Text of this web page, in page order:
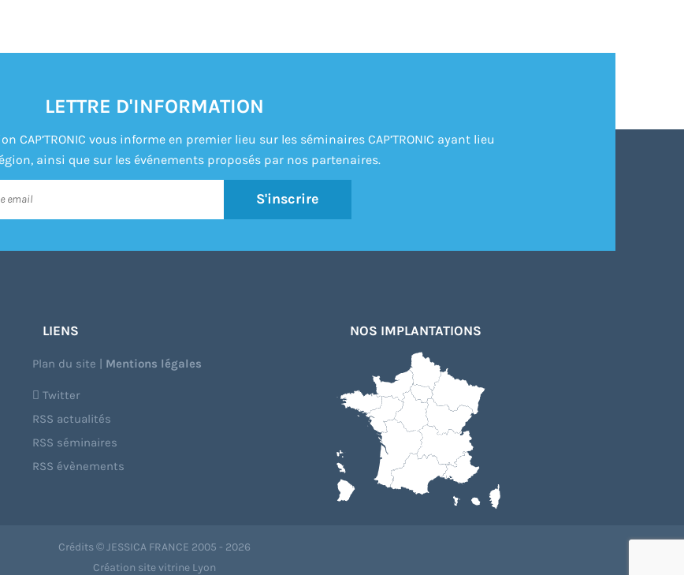
LETTRE D'INFORMATION
CAP’TRONIC vous informe en premier lieu sur les séminaires CAP’TRONIC ayant lieu
ainsi que sur les événements proposés par nos partenaires.
S'inscrire
LIENS
Plan du site | Mentions légales
Twitter
RSS actualités
RSS séminaires
RSS évènements
NOS IMPLANTATIONS
Crédits © JESSICA FRANCE 2005 - 2026
Création site vitrine Lyon